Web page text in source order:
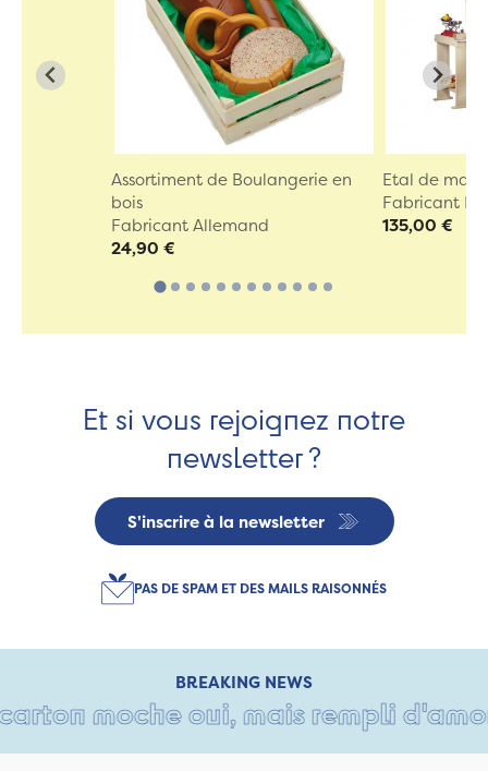
Assortiment de Boulangerie en
bois
Fabricant Allemand
24,90 €
Etal de
Fabricant
135,00 €
Et si vous rejoignez notre
newsletter ?
S'inscrire à la newsletter
PAS DE SPAM ET DES MAILS RAISONNÉS
BREAKING NEWS
moche oui, mais rempli d'amour